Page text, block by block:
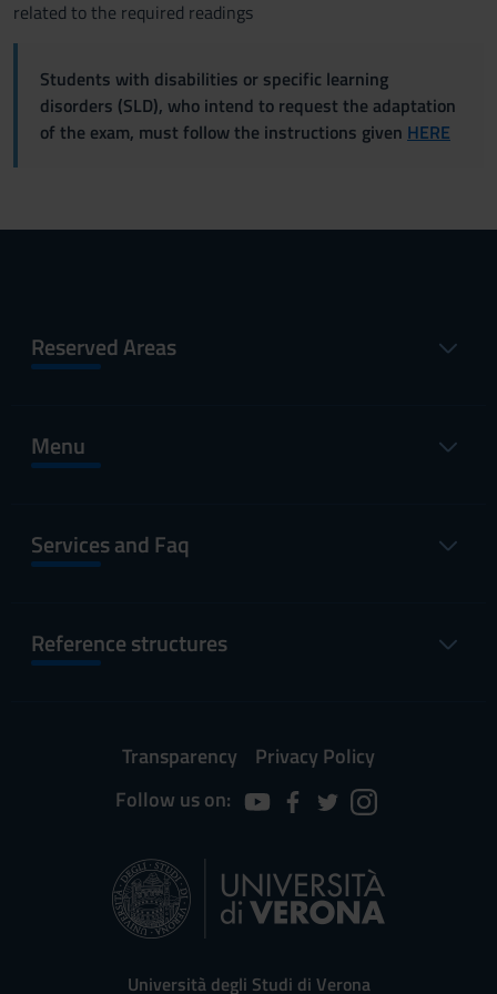
related to the required readings
Students with disabilities or specific learning
disorders (SLD), who intend to request the adaptation
of the exam, must follow the instructions given HERE
Reserved Areas
Menu
Services and Faq
Reference structures
Transparency
Privacy Policy
Follow us on:
Università degli Studi di Verona